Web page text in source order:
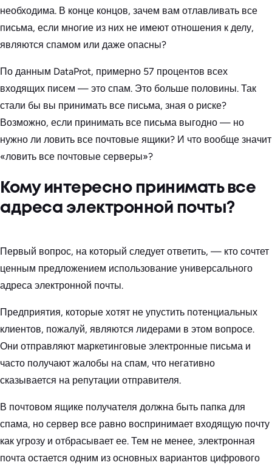
необходима. В конце концов, зачем вам отлавливать все
письма, если многие из них не имеют отношения к делу,
являются спамом или даже опасны?
По данным DataProt, примерно 57 процентов всех
входящих писем — это спам. Это больше половины. Так
стали бы вы принимать все письма, зная о риске?
Возможно, если принимать все письма выгодно — но
нужно ли ловить все почтовые ящики? И что вообще значит
«ловить все почтовые серверы»?
Кому интересно принимать все
адреса электронной почты?
Первый вопрос, на который следует ответить, — кто сочтет
ценным предложением использование универсального
адреса электронной почты.
Предприятия, которые хотят не упустить потенциальных
клиентов, пожалуй, являются лидерами в этом вопросе.
Они отправляют маркетинговые электронные письма и
часто получают жалобы на спам, что негативно
сказывается на репутации отправителя.
В почтовом ящике получателя должна быть папка для
спама, но сервер все равно воспринимает входящую почту
как угрозу и отбрасывает ее. Тем не менее, электронная
почта остается одним из основных вариантов цифрового